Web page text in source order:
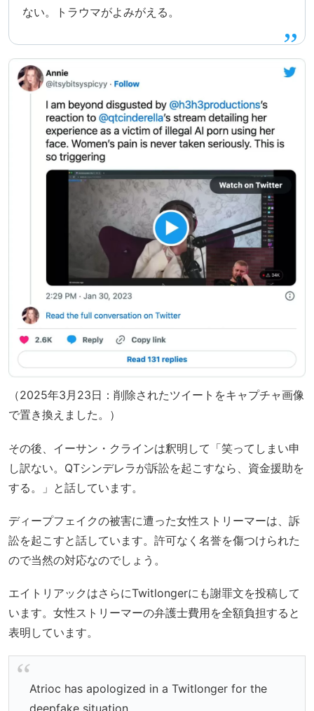
ない。トラウマがよみがえる。
（2025年3月23日：削除されたツイートをキャプチャ画像
で置き換えました。）
その後、イーサン・クラインは釈明して「笑ってしまい申
し訳ない。QTシンデレラが訴訟を起こすなら、資金援助を
する。」と話しています。
ディープフェイクの被害に遭った女性ストリーマーは、訴
訟を起こすと話しています。許可なく名誉を傷つけられた
ので当然の対応なのでしょう。
エイトリアックはさらにTwitlongerにも謝罪文を投稿して
います。女性ストリーマーの弁護士費用を全額負担すると
表明しています。
Atrioc has apologized in a Twitlonger for the